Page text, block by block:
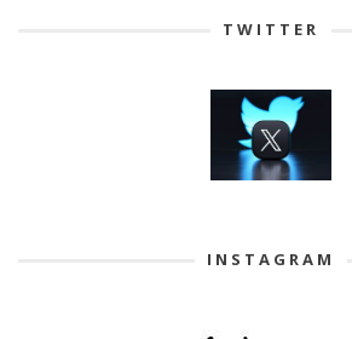
TWITTER
INSTAGRAM